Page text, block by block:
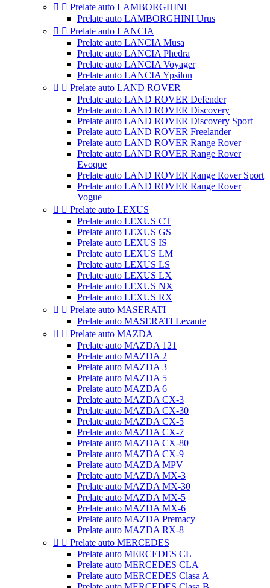
  Prelate auto LAMBORGHINI
Prelate auto LAMBORGHINI Urus
  Prelate auto LANCIA
Prelate auto LANCIA Musa
Prelate auto LANCIA Phedra
Prelate auto LANCIA Voyager
Prelate auto LANCIA Ypsilon
  Prelate auto LAND ROVER
Prelate auto LAND ROVER Defender
Prelate auto LAND ROVER Discovery
Prelate auto LAND ROVER Discovery Sport
Prelate auto LAND ROVER Freelander
Prelate auto LAND ROVER Range Rover
Prelate auto LAND ROVER Range Rover
Evoque
Prelate auto LAND ROVER Range Rover Sport
Prelate auto LAND ROVER Range Rover
Vogue
  Prelate auto LEXUS
Prelate auto LEXUS CT
Prelate auto LEXUS GS
Prelate auto LEXUS IS
Prelate auto LEXUS LM
Prelate auto LEXUS LS
Prelate auto LEXUS LX
Prelate auto LEXUS NX
Prelate auto LEXUS RX
  Prelate auto MASERATI
Prelate auto MASERATI Levante
  Prelate auto MAZDA
Prelate auto MAZDA 121
Prelate auto MAZDA 2
Prelate auto MAZDA 3
Prelate auto MAZDA 5
Prelate auto MAZDA 6
Prelate auto MAZDA CX-3
Prelate auto MAZDA CX-30
Prelate auto MAZDA CX-5
Prelate auto MAZDA CX-7
Prelate auto MAZDA CX-80
Prelate auto MAZDA CX-9
Prelate auto MAZDA MPV
Prelate auto MAZDA MX-3
Prelate auto MAZDA MX-30
Prelate auto MAZDA MX-5
Prelate auto MAZDA MX-6
Prelate auto MAZDA Premacy
Prelate auto MAZDA RX-8
  Prelate auto MERCEDES
Prelate auto MERCEDES CL
Prelate auto MERCEDES CLA
Prelate auto MERCEDES Clasa A